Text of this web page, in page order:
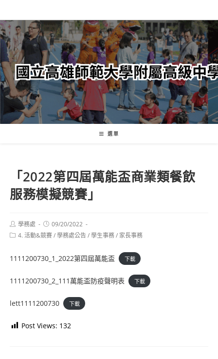
轉
至
主
內
容
選單
「2022第四屆萬能盃商業類餐飲
服務模擬競賽」
Post
author:
學務處
Post
published:
09/20/2022
Post4. 活動&競賽/學務處公告/學生事務/ 家長事務
1111200730_1_2022第四屆萬能盃 下載
1111200730_2_111萬能盃防疫聲明表 下載
lett1111200730 下載
Post Views: 132